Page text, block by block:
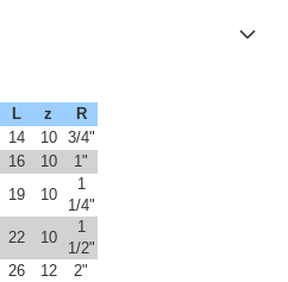
L z
R
14 10
3/4"
16 10
1"
19 10
1
1/4"
22 10
1
1/2"
26 12
2"